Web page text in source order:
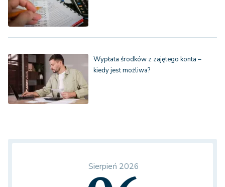
Wypłata środków z zajętego konta –
kiedy jest możliwa?
Sierpień 2026